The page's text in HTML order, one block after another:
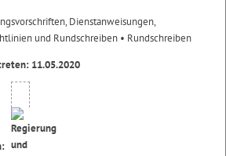
Dienstanweisungen,
und Rundschreiben • Rundschreiben
11.05.2020